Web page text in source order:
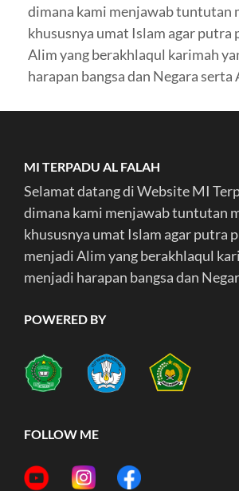
dimana kami menjawab tuntutan
khususnya umat Islam agar
Alim yang berakhlaqul karimah
harapan bangsa dan Negara serta
MI TERPADU AL FALAH
Selamat datang di Website MI
dimana kami menjawab tuntutan
khususnya umat Islam agar putra
menjadi Alim yang berakhlaqul
menjadi harapan bangsa dan
POWERED BY
FOLLOW ME